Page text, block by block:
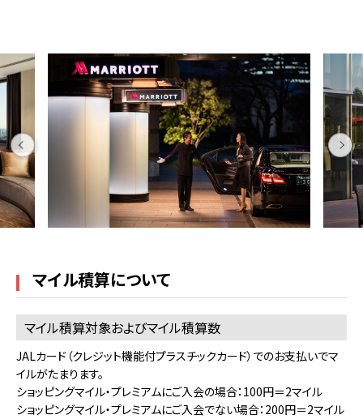
マイル積算について
マイル積算対象およびマイル積算数
JALカード（クレジット機能付プラスチックカード）でのお支払いでマ
イルがたまります。
ショッピングマイル・プレミアムにご入会の場合：100円＝2マイル
ショッピングマイル・プレミアムにご入会でない場合：200円＝2マイル